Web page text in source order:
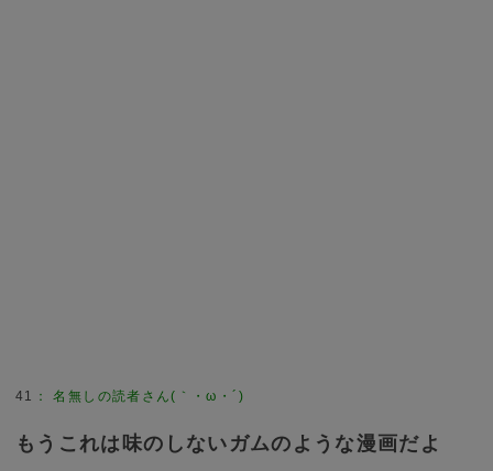
41 ：名無しの読者さん(｀・ω・´)
もうこれは味のしないガムのような漫画だよ